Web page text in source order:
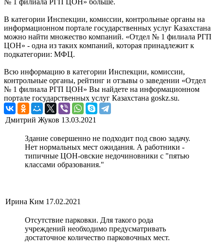
№ 1 филиала РГП ЦОН» больше.
В категории Инспекции, комиссии, контрольные органы на
информационном портале государственных услуг Казахстана
можно найти множество компаний. «Отдел № 1 филиала РГП
ЦОН» - одна из таких компаний, которая принадлежит к
подкатегории: МФЦ.
Всю информацию в категории Инспекции, комиссии,
контрольные органы, рейтинг и отзывы о заведении «Отдел
№ 1 филиала РГП ЦОН» Вы найдете на информационном
портале государственных услуг Казахстана goskz.su.
Дмитрий Жуков 13.03.2021
Здание совершенно не подходит под свою задачу.
Нет нормальных мест ожидания. А работники -
типичные ЦОН-овские недочиновники с "пятью
классами образования."
Ирина Ким 17.02.2021
Отсутствие парковки. Для такого рода
учреждений необходимо предусматривать
достаточное количество парковочных мест.